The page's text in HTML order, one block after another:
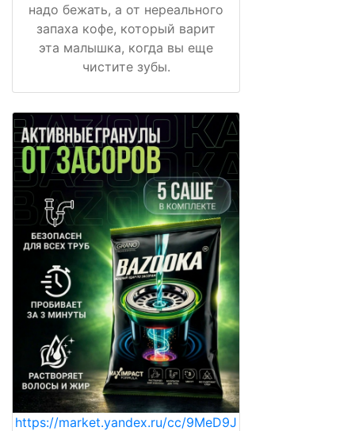
надо бежать, а от нереального
запаха кофе, который варит
эта малышка, когда вы еще
чистите зубы.
https://market.yandex.ru/cc/9MeD9J